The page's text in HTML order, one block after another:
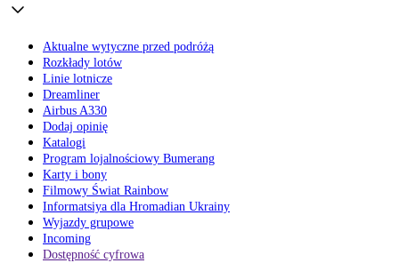
Aktualne wytyczne przed podróżą
Rozkłady lotów
Linie lotnicze
Dreamliner
Airbus A330
Dodaj opinię
Katalogi
Program lojalnościowy Bumerang
Karty i bony
Filmowy Świat Rainbow
Informatsiya dla Hromadian Ukrainy
Wyjazdy grupowe
Incoming
Dostępność cyfrowa